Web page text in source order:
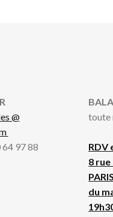
@
64 97 88
toute
RDV
8
PARIS
du